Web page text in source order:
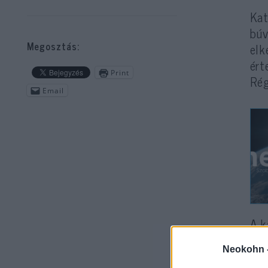
Neokohn
A
Megosztás:
Print
Email